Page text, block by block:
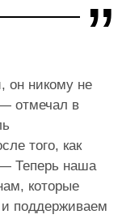
он никому не
отмечал в
того, как
Теперь наша
которые
поддерживаем